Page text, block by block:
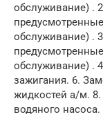
обслуживание) .
обслуживание) .
обслуживание) .
зажигания. 6.
жидкостей а/м.
водяного